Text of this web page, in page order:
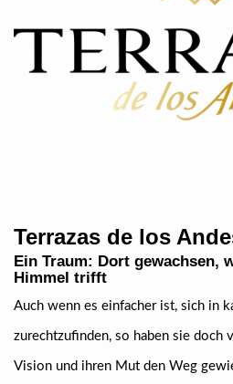
Terrazas de los
Ein Traum: Dort gewachsen,
Himmel trifft
Auch wenn es einfacher ist, sich in
zurechtzufinden, so haben sie doch
Vision und ihren Mut den Weg